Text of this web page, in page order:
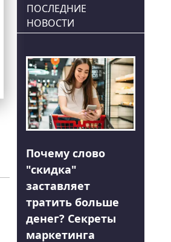
ПОСЛЕДНИЕ
НОВОСТИ
Почему слово
"скидка"
заставляет
тратить больше
денег? Секреты
маркетинга